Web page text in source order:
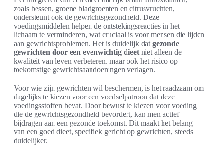
zoals bessen, groene bladgroenten en citrusvruchten,
ondersteunt ook de gewrichtsgezondheid. Deze
voedingsmiddelen helpen de ontstekingsreacties in het
lichaam te verminderen, wat cruciaal is voor mensen die lijden
aan gewrichtsproblemen. Het is duidelijk dat gezonde
gewrichten door een evenwichtig dieet niet alleen de
kwaliteit van leven verbeteren, maar ook het risico op
toekomstige gewrichtsaandoeningen verlagen.
Voor wie zijn gewrichten wil beschermen, is het raadzaam om
dagelijks te kiezen voor een voedselpatroon dat deze
voedingsstoffen bevat. Door bewust te kiezen voor voeding
die de gewrichtsgezondheid bevordert, kan men actief
bijdragen aan een gezonde toekomst. Dit maakt het belang
van een goed dieet, specifiek gericht op gewrichten, steeds
duidelijker.